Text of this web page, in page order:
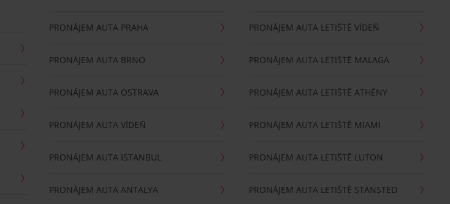
PRONÁJEM AUTA PRAHA
PRONÁJEM AUTA BRNO
PRONÁJEM AUTA OSTRAVA
PRONÁJEM AUTA VÍDEŇ
PRONÁJEM AUTA ISTANBUL
PRONÁJEM AUTA ANTALYA
PRONÁJEM AUTA LETIŠTĚ VÍDEŇ
PRONÁJEM AUTA LETIŠTĚ MALAGA
PRONÁJEM AUTA LETIŠTĚ ATHÉNY
PRONÁJEM AUTA LETIŠTĚ MIAMI
PRONÁJEM AUTA LETIŠTĚ LUTON
PRONÁJEM AUTA LETIŠTĚ STANSTED